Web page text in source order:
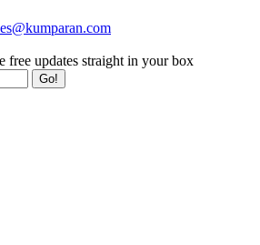
free updates straight in your box
Go!